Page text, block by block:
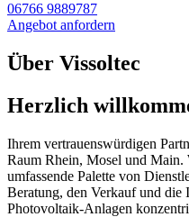
06766 9889787
Angebot anfordern
Über Vissoltec
Herzlich
Ihrem vertrauenswürdigen
Raum Rhein, Mosel und Main.
umfassende Palette von
Beratung, den Verkauf und die
Photovoltaik-Anlagen